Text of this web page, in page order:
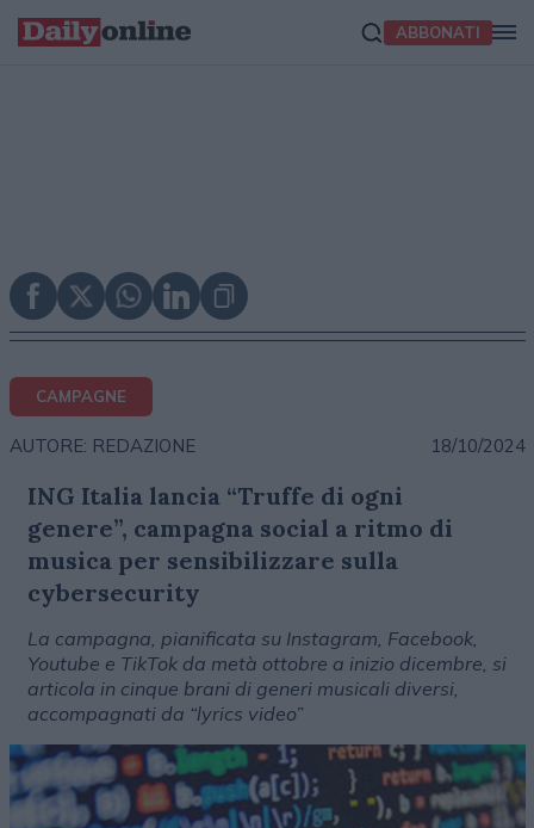
ABBONATI
CAMPAGNE
AUTORE: REDAZIONE 18/10/2024
ING Italia lancia “Truffe di ogni
genere”, campagna social a ritmo di
musica per sensibilizzare sulla
cybersecurity
La campagna, pianificata su Instagram, Facebook,
Youtube e TikTok da metà ottobre a inizio dicembre, si
articola in cinque brani di generi musicali diversi,
accompagnati da “lyrics video”